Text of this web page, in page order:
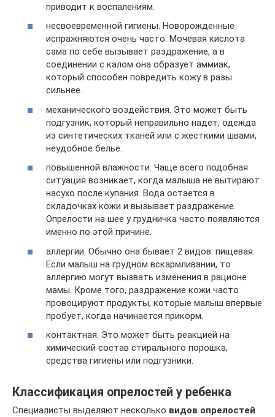
приводит к воспалениям.
несвоевременной гигиены. Новорожденные
испражняются очень часто. Мочевая кислота
сама по себе вызывает раздражение, а в
соединении с калом она образует аммиак,
который способен повредить кожу в разы
сильнее.
механического воздействия. Это может быть
подгузник, который неправильно надет, одежда
из синтетических тканей или с жесткими швами,
неудобное белье.
повышенной влажности. Чаще всего подобная
ситуация возникает, когда малыша не вытирают
насухо после купания. Вода остается в
складочках кожи и вызывает раздражение.
Опрелости на шее у грудничка часто появляются
именно по этой причине.
аллергии. Обычно она бывает 2 видов: пищевая.
Если малыш на грудном вскармливании, то
аллергию могут вызвать изменения в рационе
мамы. Кроме того, раздражение кожи часто
провоцируют продукты, которые малыш впервые
пробует, когда начинается прикорм.
контактная. Это может быть реакцией на
химический состав стирального порошка,
средства гигиены или подгузники.
Классификация опрелостей у ребенка
Специалисты выделяют несколько видов опрелостей